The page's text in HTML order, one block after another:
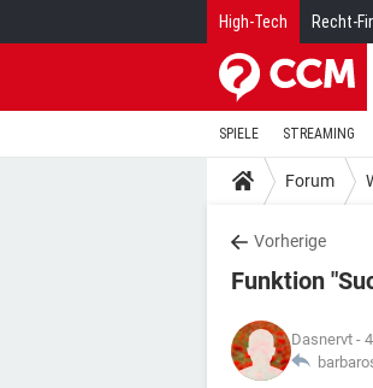
High-Tech Recht-
SPIELE STREAMING
Forum
Vorherige
Funktion
Dasnervt -